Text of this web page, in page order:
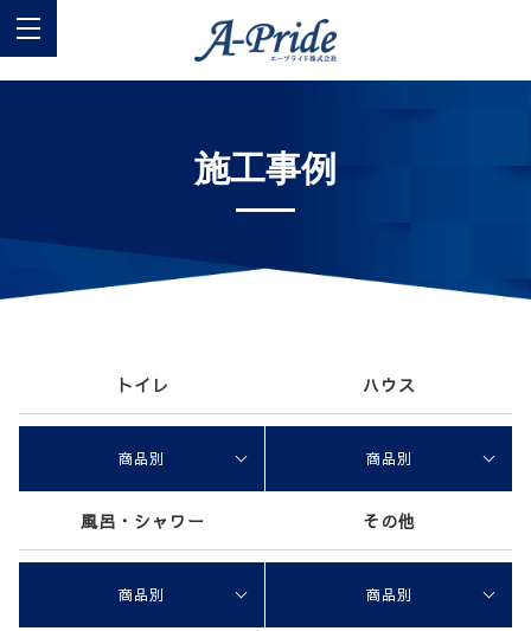
施工事例
トイレ ハウス
商品別 商品別
風呂・シャワー その他
商品別 商品別